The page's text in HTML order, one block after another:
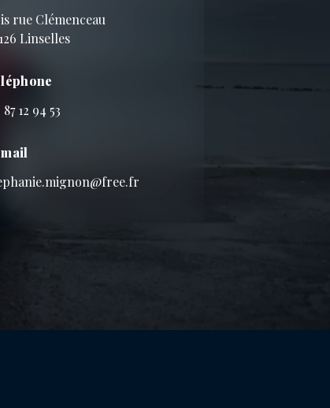
rue Clémenceau
Linselles
12 94 53